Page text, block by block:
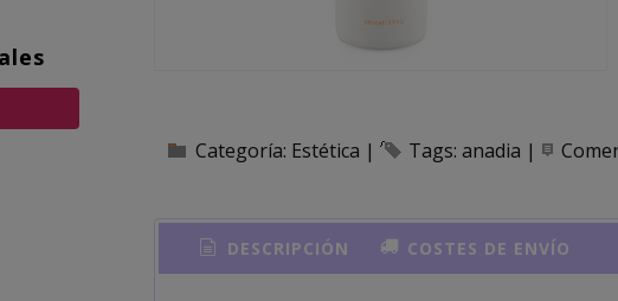
Categoría: Estética | Tags: anadia |
DESCRIPCIÓN COSTES DE ENVÍO